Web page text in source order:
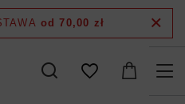
od 70,00 zł